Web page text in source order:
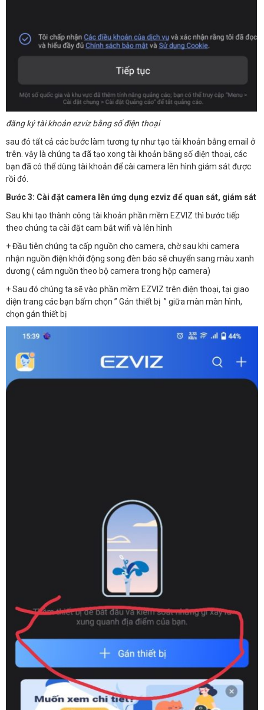
đăng ký tài khoản ezviz bằng số điện thoại
sau đó tất cả các bước làm tương tự như tạo tài khoản bằng email ở
trên. vậy là chúng ta đã tạo xong tài khoản bằng số điện thoại, các
bạn đã có thể dùng tài khoản để cài camera lên hình giám sát được
rồi đó.
Bước 3: Cài đặt camera lên ứng dụng ezviz để quan sát, giám sát
Sau khi tạo thành công tài khoản phần mềm EZVIZ thì bước tiếp
theo chúng ta cài đặt cam bắt wifi và lên hình
+ Đầu tiên chúng ta cấp nguồn cho camera, chờ sau khi camera
nhận nguồn điện khởi động song đèn báo sẽ chuyển sang màu xanh
dương ( cắm nguồn theo bộ camera trong hộp camera)
+ Sau đó chúng ta sẽ vào phần mềm EZVIZ trên điện thoại, tại giao
diện trang các bạn bấm chọn ” Gán thiết bị ” giữa màn màn hình,
chọn gán thiết bị